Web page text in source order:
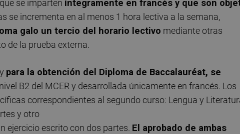
se imparten íntegramente en francés y que son
se incrementa en al menos 1 hora lectiva a la semana,
galo un tercio del horario lectivo mediante otras
de la prueba externa.
para la obtención del Diploma de Baccalauréat, se
B2 del MCER y desarrollada únicamente en francés. Los
correspondientes al segundo curso: Lengua y
y otro
ejercicio escrito con dos partes. El aprobado de ambas